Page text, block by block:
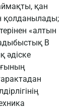
қан
қолданылады;
«алтын
В
әдіске